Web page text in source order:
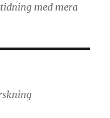
med mera